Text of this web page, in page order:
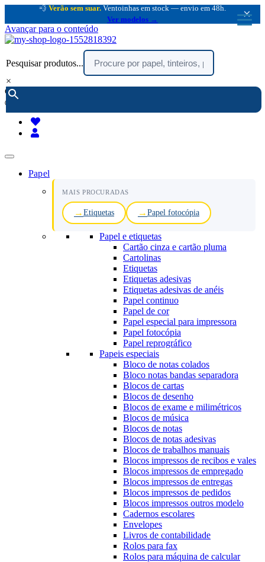
💨 Verão sem suar. Ventoinhas em stock — envio em 48h.
Ver modelos →
×
Avançar para o conteúdo
Pesquisar produtos...
×
encomendar por telefone :
(chamada rede fixa nacional)
Papel
MAIS PROCURADAS
Etiquetas Papel fotocópia
Papel e etiquetas
Cartão cinza e cartão pluma
Cartolinas
Etiquetas
Etiquetas adesivas
Etiquetas adesivas de anéis
Papel continuo
Papel de cor
Papel especial para impressora
Papel fotocópia
Papel reprográfico
Papeis especiais
Bloco de notas colados
Bloco notas bandas separadora
Blocos de cartas
Blocos de desenho
Blocos de exame e milimétricos
Blocos de música
Blocos de notas
Blocos de notas adesivas
Blocos de trabalhos manuais
Blocos impressos de recibos e vales
Blocos impressos de empregado
Blocos impressos de entregas
Blocos impressos de pedidos
Blocos impressos outros modelo
Cadernos escolares
Envelopes
Livros de contabilidade
Rolos para fax
Rolos para máquina de calcular